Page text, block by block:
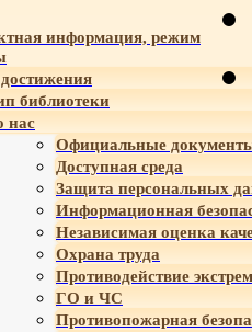
информация, режим
библиотеки
нас
Официальные
Доступная среда
Защита персональных
Информационная
Независимая оценка
Охрана труда
Противодействие
ГО и ЧС
Противопожарная